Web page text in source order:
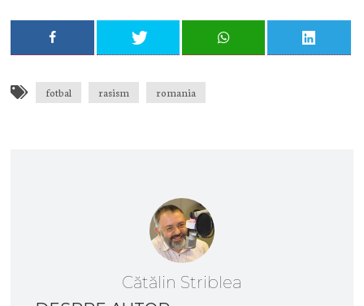
fotbal rasism romania
Cătălin Striblea